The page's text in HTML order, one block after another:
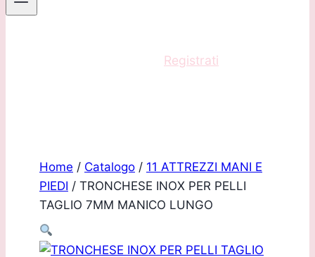
Registrati
Home / Catalogo / 11 ATTREZZI MANI E
PIEDI / TRONCHESE INOX PER PELLI
TAGLIO 7MM MANICO LUNGO